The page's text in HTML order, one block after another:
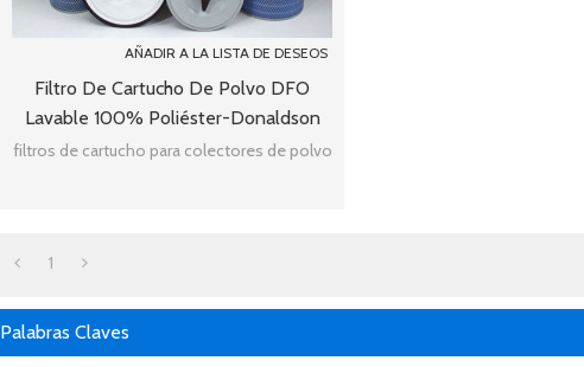
AÑADIR A LA LISTA DE DESEOS
Filtro De Cartucho De Polvo DFO
Lavable 100% Poliéster-Donaldson
Ultra-Web / Torit-Tex MERV 15
filtros de cartucho para colectores de polvo
1
Palabras Claves